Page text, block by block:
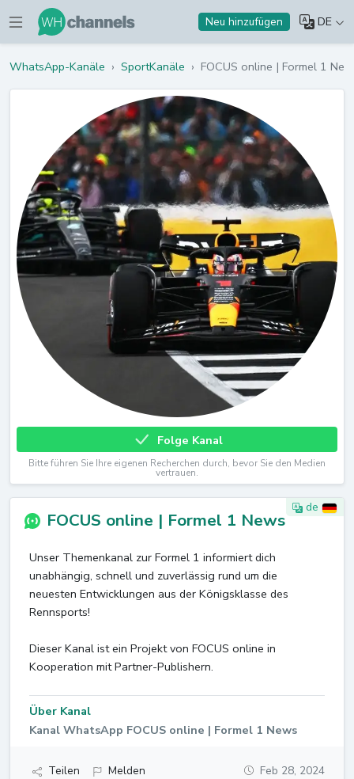
Neu hinzufügen DE
WhatsApp-Kanäle › SportKanäle › FOCUS online | Formel 1
Folge Kanal
Bitte führen Sie Ihre eigenen Recherchen durch, bevor Sie den Medien
vertrauen.
de
FOCUS online | Formel 1 News
Unser Themenkanal zur Formel 1 informiert dich
unabhängig, schnell und zuverlässig rund um die
neuesten Entwicklungen aus der Königsklasse des
Rennsports!
Dieser Kanal ist ein Projekt von FOCUS online in
Kooperation mit Partner-Publishern.
Über Kanal
Kanal WhatsApp FOCUS online | Formel 1 News
Teilen Melden Feb 28, 2024